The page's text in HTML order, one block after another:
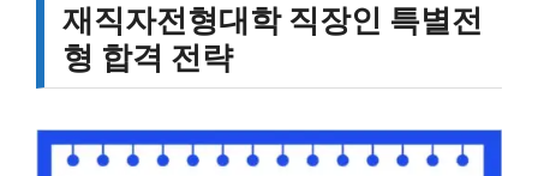
재직자전형대학 직장인 특별전
형 합격 전략